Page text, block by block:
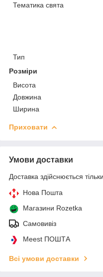
Тематика свята
Тип
Розміри
Висота
Довжина
Ширина
Приховати
Умови доставки
Доставка здійснюється
Нова Пошта
Магазини Rozetka
Самовивіз
Meest ПОШТА
Всі умови доставки